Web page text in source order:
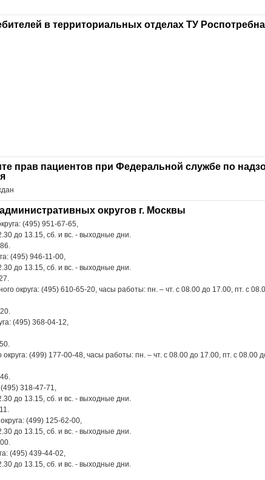
в территориальных отделах ТУ
прав пациентов при Федеральной службе по
округов г. Москвы
(495) 951-67-65,
до 13.15, сб. и вс. - выходные дни.
(495) 946-11-00,
до 13.15, сб. и вс. - выходные дни.
округа: (495) 610-65-20, часы работы: пн. – чт. с 08.00 до 17.00, пт. с
(495) 368-04-12,
(499) 177-00-48, часы работы: пн. – чт. с 08.00 до 17.00, пт. с 08.00
318-47-71,
до 13.15, сб. и вс. - выходные дни.
(499) 125-62-00,
до 13.15, сб. и вс. - выходные дни.
(495) 439-44-02,
до 13.15, сб. и вс. - выходные дни.